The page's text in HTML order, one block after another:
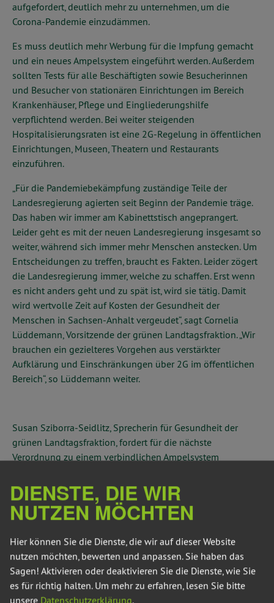
aufgefordert, deutlich mehr zu unternehmen, um die
Corona-Pandemie einzudämmen.
Es muss deutlich mehr Werbung für die Impfung gemacht
und ein neues Ampelsystem eingeführt werden. Außerdem
sollten Tests für alle Beschäftigten sowie Besucherinnen
und Besucher von stationären Einrichtungen im Bereich
Krankenhäuser, Pflege und Eingliederungshilfe
verpflichtend werden. Bei weiter steigenden
Hospitalisierungsraten ist eine 2G-Regelung in öffentlichen
Einrichtungen, Museen, Theatern und Restaurants
einzuführen.
„Für die Pandemiebekämpfung zuständige Teile der
Landesregierung agierten seit Beginn der Pandemie träge.
Das haben wir immer am Kabinettstisch angeprangert.
Leider geht es mit der neuen Landesregierung insgesamt so
weiter, während sich immer mehr Menschen anstecken. Um
Entscheidungen zu treffen, braucht es Fakten. Leider zögert
die Landesregierung immer, welche zu schaffen. Erst wenn
es nicht anders geht und zu spät ist, wird sie tätig. Damit
wird wertvolle Zeit auf Kosten der Gesundheit der
Menschen in Sachsen-Anhalt vergeudet“, sagt Cornelia
Lüddemann, Vorsitzende der grünen Landtagsfraktion. „Wir
brauchen ein gezielteres Vorgehen aus verstärkter
Aufklärung und Einschränkungen über 2G im öffentlichen
Bereich“, so Lüddemann weiter.
Susan Sziborra-Seidlitz, Sprecherin für Gesundheit der
grünen Landtagsfraktion, fordert für die nächste
Verordnung zu einem verbindlichen Ampelsystem
Vorgaben und legen selbst je nach Lage Einschränkungen
fest. Dieser Flickenteppich muss beendet werden, es
braucht klare Ansagen, wann welche Maßnahmen zur
das Ampelsystem mit zwei Warnstufen, das die Inzidenz und
Hospitalisierungsrate in den jeweiligen Landkreisen
berücksichtigt, wieder eingeführt werden. Wenn die
Warnstufe erreicht wird, greifen dann automatisch wieder
DIENSTE, DIE WIR
NUTZEN MÖCHTEN
Hier können Sie die Dienste, die wir auf dieser Website
nutzen möchten, bewerten und anpassen. Sie haben das
Sagen! Aktivieren oder deaktivieren Sie die Dienste, wie Sie
es für richtig halten. Um mehr zu erfahren, lesen Sie bitte
unsere Datenschutzerklärung.